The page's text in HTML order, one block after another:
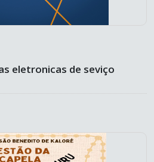
eletronicas de seviço